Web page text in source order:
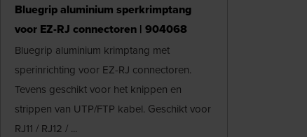
Bluegrip aluminium sperkrimptang
voor EZ-RJ connectoren | 904068
Bluegrip aluminium krimptang met
sperinrichting voor EZ-RJ connectoren.
Tevens geschikt voor het knippen en
strippen van UTP/FTP kabel. Geschikt voor
RJ11 / RJ12 / ...